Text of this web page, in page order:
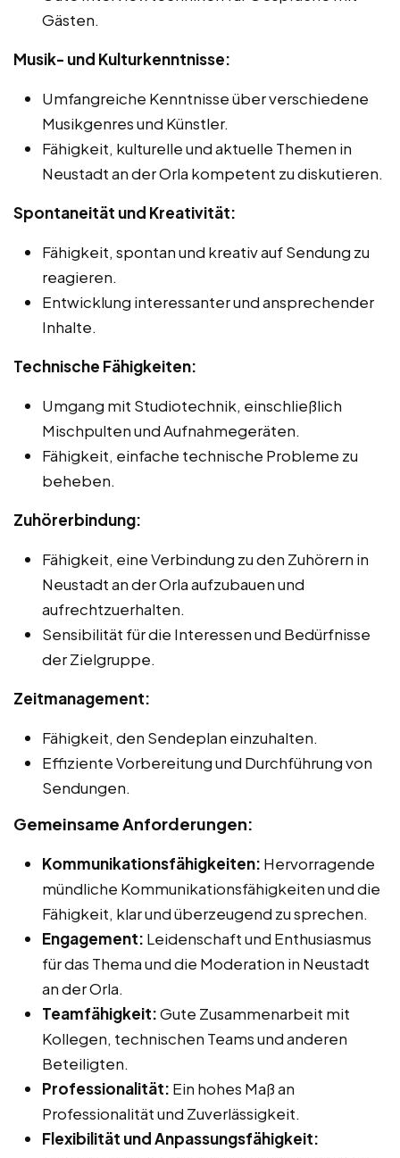
Gästen.
Musik- und Kulturkenntnisse:
Umfangreiche Kenntnisse über verschiedene
Musikgenres und Künstler.
Fähigkeit, kulturelle und aktuelle Themen in
Neustadt an der Orla kompetent zu diskutieren.
Spontaneität und Kreativität:
Fähigkeit, spontan und kreativ auf Sendung zu
reagieren.
Entwicklung interessanter und ansprechender
Inhalte.
Technische Fähigkeiten:
Umgang mit Studiotechnik, einschließlich
Mischpulten und Aufnahmegeräten.
Fähigkeit, einfache technische Probleme zu
beheben.
Zuhörerbindung:
Fähigkeit, eine Verbindung zu den Zuhörern in
Neustadt an der Orla aufzubauen und
aufrechtzuerhalten.
Sensibilität für die Interessen und Bedürfnisse
der Zielgruppe.
Zeitmanagement:
Fähigkeit, den Sendeplan einzuhalten.
Effiziente Vorbereitung und Durchführung von
Sendungen.
Gemeinsame Anforderungen:
Kommunikationsfähigkeiten: Hervorragende
mündliche Kommunikationsfähigkeiten und die
Fähigkeit, klar und überzeugend zu sprechen.
Engagement: Leidenschaft und Enthusiasmus
für das Thema und die Moderation in Neustadt
an der Orla.
Teamfähigkeit:Gute Zusammenarbeit mit
Kollegen, technischen Teams und anderen
Beteiligten.
Professionalität: Ein hohes Maß an
Professionalität und Zuverlässigkeit.
Flexibilität und Anpassungsfähigkeit: